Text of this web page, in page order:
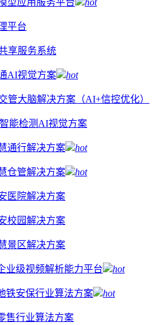
型应用服务平台 hot
平台
享服务系统
AI视觉方案 hot
管大脑解决方案（AI+信控优化）
能检测AI视觉方案
通行解决方案 hot
仓管解决方案 hot
医院解决方案
校园解决方案
景区解决方案
业级视频解析能力平台 hot
铁安保行业算法方案 hot
售行业算法方案